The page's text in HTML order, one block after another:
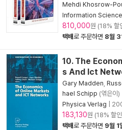
Mehdi Khosrow-
Information
810,000원 (18%
택배로 주문하면 8월
10. The
s And Ict
Gary Madden
hael Schipp (엮은이)
Physica Verlag
183,130원 (18% 할
택배로 주문하면 9월 1